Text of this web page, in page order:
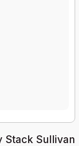
Stack Sullivan